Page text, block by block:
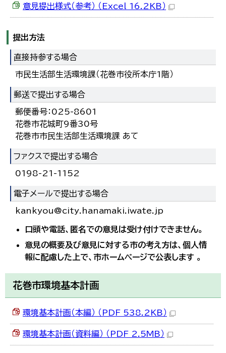
意見提出様式（参考） （Excel 16.2KB）
提出方法
直接持参する場合
市民生活部生活環境課（花巻市役所本庁1階）
郵送で提出する場合
郵便番号：025-8601
花巻市花城町9番30号
花巻市市民生活部生活環境課 あて
ファクスで提出する場合
0198-21-1152
電子メールで提出する場合
kankyou@city.hanamaki.iwate.jp
口頭や電話、匿名での意見は受け付けできません。
意見の概要及び意見に対する市の考え方は、個人情
報に配慮した上で、市ホームページで公表します 。
花巻市環境基本計画
環境基本計画（本編） （PDF 538.2KB）
環境基本計画（資料編） （PDF 2.5MB）